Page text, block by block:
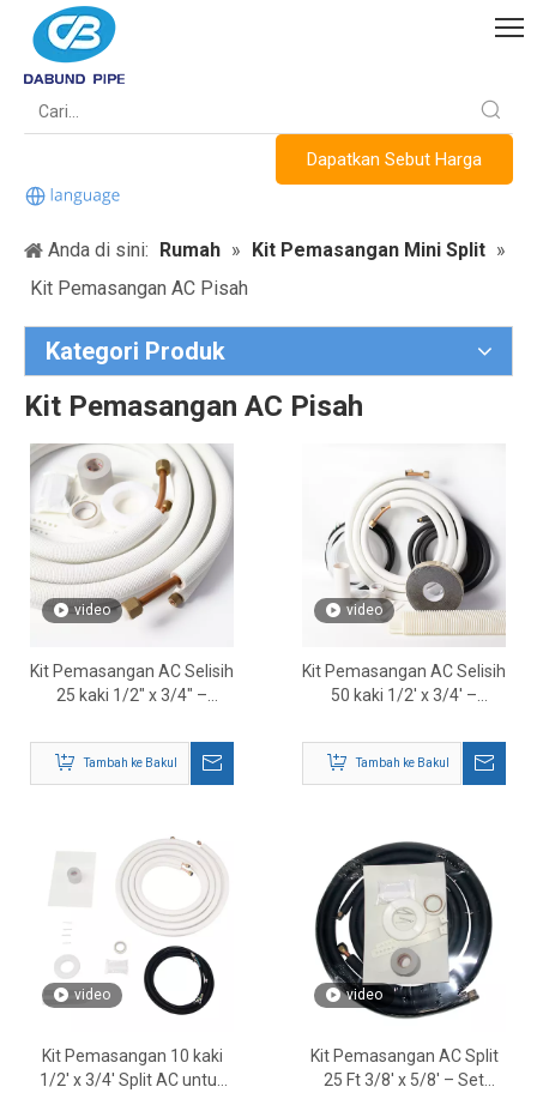
Dapatkan Sebut Harga
Anda di sini: Rumah » Kit Pemasangan Mini Split »
Kit Pemasangan AC Pisah
Kategori Produk
Kit Pemasangan AC Pisah
video
Kit Pemasangan AC Selisih
25 kaki 1/2″ x 3/4″ –
HVAC Lengkap
Tambah ke Bakul
video
Kit Pemasangan AC Selisih
50 kaki 1/2' x 3/4' –
Tembaga HVAC Lengkap
Tambah ke Bakul
video
Kit Pemasangan 10 kaki
1/2' x 3/4' Split AC untuk
video
Kit Pemasangan AC Split
25 Ft 3/8' x 5/8' – Set